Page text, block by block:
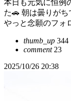
本日も元気に恒例
た🚗 朝は曇りが
やっと念願のフォ
thumb_up 344
comment23
2025/10/26 20:38